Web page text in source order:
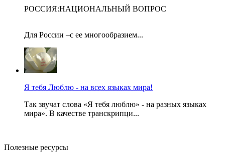
РОССИЯ:НАЦИОНАЛЬНЫЙ ВОПРОС
Для России –с ее многообразием...
Я тебя Люблю - на всех языках мира!
Так звучат слова «Я тебя люблю» - на разных языках
мира». В качестве транскрипци...
Полезные ресурсы